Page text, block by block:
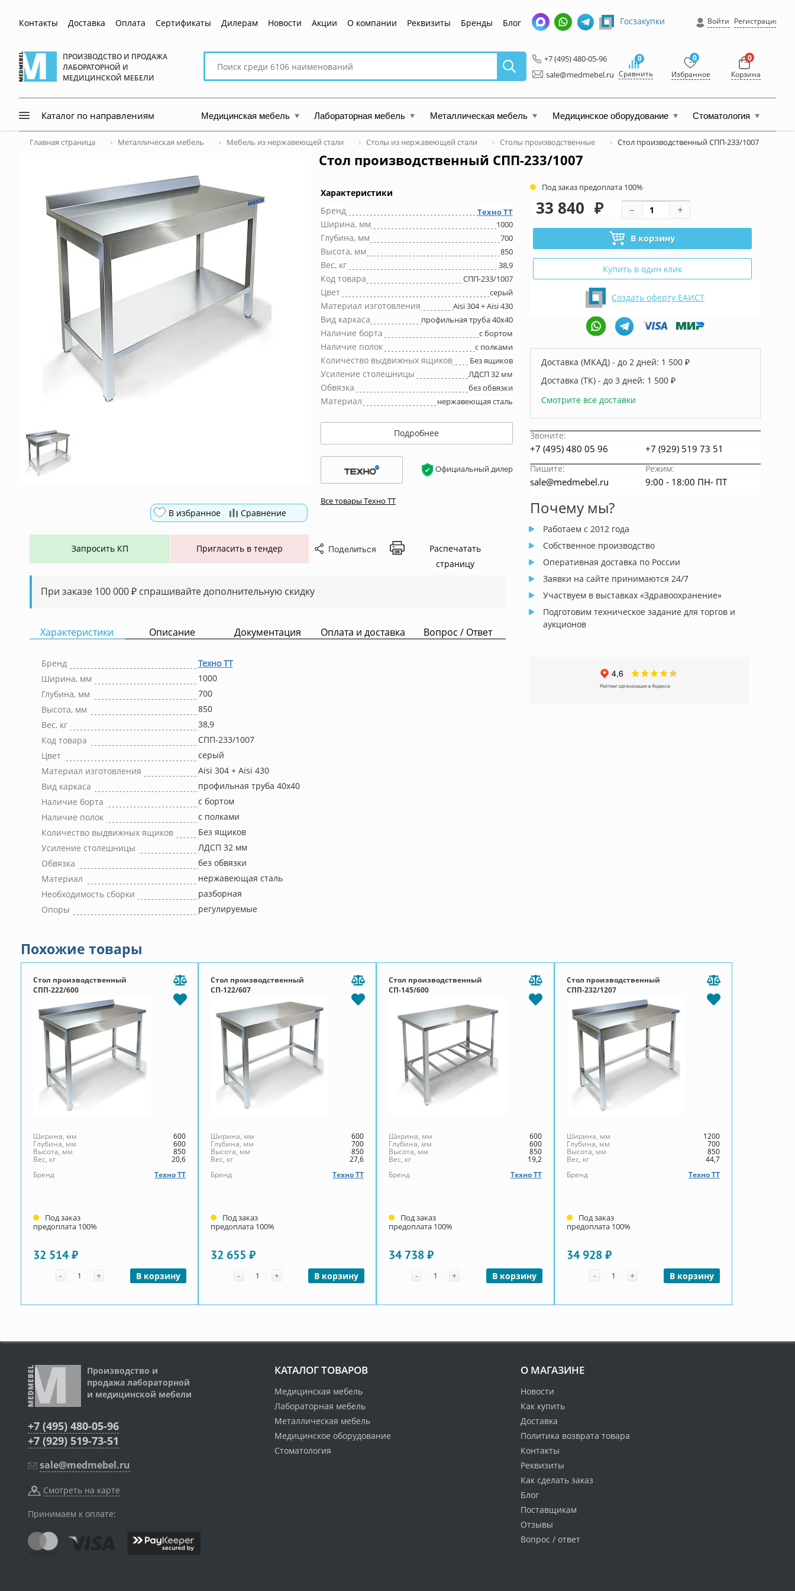
Контакты Доставка Оплата Сертификаты Дилерам Новости Акции О компании Реквизиты Бренды Блог
ПРОИЗВОДСТВО И ПРОДАЖА
ЛАБОРАТОРНОЙ И
МЕДИЦИНСКОЙ МЕБЕЛИ
Поиск
сайту
Госзакупки Войти Регистрация
+7 (495) 480-05-96
sale@medmebel.ru
0
Сравнить
0
Избранное
0
Корзина
Каталог по направлениям Медицинская мебель Лабораторная мебель Металлическая мебель Медицинское оборудование Стоматология
Главная страница Металлическая мебель Мебель из нержавеющей стали Столы из нержавеющей стали Столы производственные Стол производственный СПП-233/1007
Стол производственный СПП-233/1007
В избранное Сравнение
Характеристики
Бренд
Техно ТТ
Ширина, мм 1000
Глубина, мм 700
Высота, мм 850
Вес, кг 38,9
Код товара СПП-233/1007
Цвет серый
Материал изготовления Aisi 304 + Aisi 430
Вид каркаса профильная труба 40х40
Наличие борта с бортом
Наличие полок с полками
Количество выдвижных ящиков Без ящиков
Усиление столешницы ЛДСП 32 мм
Обвязка без обвязки
Материал нержавеющая сталь
Подробнее
Официальный дилер
Все товары Техно ТТ
Запросить КП Пригласить в тендер Поделиться
Распечатать
страницу
При заказе 100 000 ₽ спрашивайте дополнительную скидку
Характеристики Описание Документация Оплата и доставка Вопрос / Ответ
Бренд
Техно ТТ
Ширина, мм
1000
Глубина, мм
700
Высота, мм
850
Вес, кг
38,9
Код товара
СПП-233/1007
Цвет
серый
Материал изготовления
Aisi 304 + Aisi 430
Вид каркаса
профильная труба 40х40
Наличие борта
с бортом
Наличие полок
с полками
Количество выдвижных ящиков
Без ящиков
Усиление столешницы
ЛДСП 32 мм
Обвязка
без обвязки
Материал
нержавеющая сталь
Необходимость сборки
разборная
Опоры
регулируемые
Под заказ предоплата 100%
33 840 ₽
В корзину
Купить в один клик
Создать оферту ЕАИСТ
Доставка (МКАД) - до 2 дней: 1 500 ₽
Доставка (ТК) - до 3 дней: 1 500 ₽
Смотрите все доставки
Звоните:
+7 (495) 480 05 96 +7 (929) 519 73 51
Пишите: Режим:
sale@medmebel.ru 9:00 - 18:00 ПН- ПТ
Почему мы?
Работаем с 2012 года
Собственное производство
Оперативная доставка по России
Заявки на сайте принимаются 24/7
Участвуем в выставках «Здравоохранение»
Подготовим техническое задание для торгов и
аукционов
Похожие товары
Стол производственный
СПП-222/600
Ширина, мм 600
Глубина, мм 600
Высота, мм 850
Вес, кг
20,6
Бренд
Техно ТТ
Под заказ
предоплата 100%
32 514 ₽
- Количество
+ В корзину
Стол производственный
СП-122/607
Ширина, мм 600
Глубина, мм 700
Высота, мм 850
Вес, кг
27,6
Бренд
Техно ТТ
Под заказ
предоплата 100%
32 655 ₽
- Количество
+ В корзину
Стол производственный
СП-145/600
Ширина, мм 600
Глубина, мм 600
Высота, мм 850
Вес, кг
19,2
Бренд
Техно ТТ
Под заказ
предоплата 100%
34 738 ₽
- Количество
+ В корзину
Стол производственный
СПП-232/1207
Ширина, мм 1200
Глубина, мм 700
Высота, мм 850
Вес, кг
44,7
Бренд
Техно ТТ
Под заказ
предоплата 100%
34 928 ₽
- Количество
+ В корзину
Производство и
продажа лабораторной
и медицинской мебели
+7 (495) 480-05-96
+7 (929) 519-73-51
sale@medmebel.ru
Смотреть на карте
Принимаем к оплате:
КАТАЛОГ ТОВАРОВ
Медицинская мебель
Лабораторная мебель
Металлическая мебель
Медицинское оборудование
Стоматология
О МАГАЗИНЕ
Новости
Как купить
Доставка
Политика возврата товара
Контакты
Реквизиты
Как сделать заказ
Блог
Поставщикам
Отзывы
Вопрос / ответ